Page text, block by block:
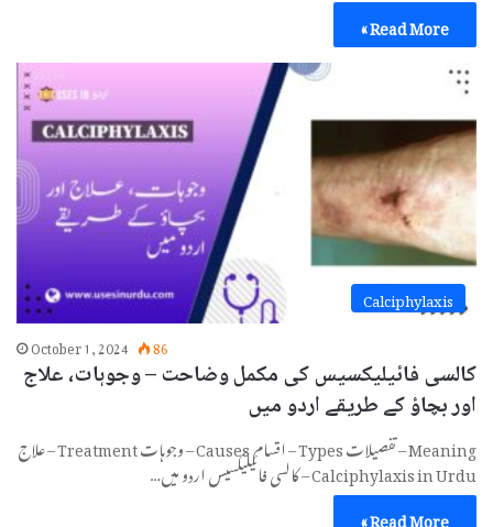
Read More »
Calciphylaxis
October 1, 2024 86
کالسی فائیلیکسیس کی مکمل وضاحت – وجوہات، علاج
اور بچاؤ کے طریقے اردو میں
Meaning – تفصیلات Types – اقسام Causes – وجوہات Treatment – علاج
Calciphylaxis in Urdu – کالسی فائیلیکسیس اردو میں…
Read More »